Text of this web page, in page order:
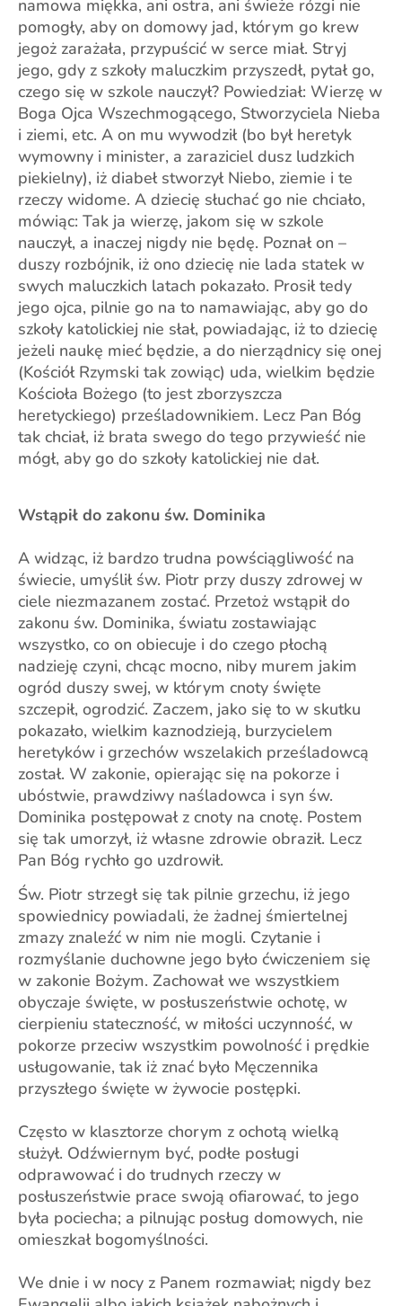
namowa miękka, ani ostra, ani świeże rózgi nie
pomogły, aby on domowy jad, którym go krew
jegoż zarażała, przypuścić w serce miał. Stryj
jego, gdy z szkoły maluczkim przyszedł, pytał go,
czego się w szkole nauczył? Powiedział: Wierzę w
Boga Ojca Wszechmogącego, Stworzyciela Nieba
i ziemi, etc. A on mu wywodził (bo był heretyk
wymowny i minister, a zaraziciel dusz ludzkich
piekielny), iż diabeł stworzył Niebo, ziemie i te
rzeczy widome. A dziecię słuchać go nie chciało,
mówiąc: Tak ja wierzę, jakom się w szkole
nauczył, a inaczej nigdy nie będę. Poznał on –
duszy rozbójnik, iż ono dziecię nie lada statek w
swych maluczkich latach pokazało. Prosił tedy
jego ojca, pilnie go na to namawiając, aby go do
szkoły katolickiej nie słał, powiadając, iż to dziecię
jeżeli naukę mieć będzie, a do nierządnicy się onej
(Kościół Rzymski tak zowiąc) uda, wielkim będzie
Kościoła Bożego (to jest zborzyszcza
heretyckiego) prześladownikiem. Lecz Pan Bóg
tak chciał, iż brata swego do tego przywieść nie
mógł, aby go do szkoły katolickiej nie dał.
Wstąpił do zakonu św. Dominika
A widząc, iż bardzo trudna powściągliwość na
świecie, umyślił św. Piotr przy duszy zdrowej w
ciele niezmazanem zostać. Przetoż wstąpił do
zakonu św. Dominika, światu zostawiając
wszystko, co on obiecuje i do czego płochą
nadzieję czyni, chcąc mocno, niby murem jakim
ogród duszy swej, w którym cnoty święte
szczepił, ogrodzić. Zaczem, jako się to w skutku
pokazało, wielkim kaznodzieją, burzycielem
heretyków i grzechów wszelakich prześladowcą
został. W zakonie, opierając się na pokorze i
ubóstwie, prawdziwy naśladowca i syn św.
Dominika postępował z cnoty na cnotę. Postem
się tak umorzył, iż własne zdrowie obraził. Lecz
Pan Bóg rychło go uzdrowił.
Św. Piotr strzegł się tak pilnie grzechu, iż jego
spowiednicy powiadali, że żadnej śmiertelnej
zmazy znaleźć w nim nie mogli. Czytanie i
rozmyślanie duchowne jego było ćwiczeniem się
w zakonie Bożym. Zachował we wszystkiem
obyczaje święte, w posłuszeństwie ochotę, w
cierpieniu stateczność, w miłości uczynność, w
pokorze przeciw wszystkim powolność i prędkie
usługowanie, tak iż znać było Męczennika
przyszłego święte w żywocie postępki.
Często w klasztorze chorym z ochotą wielką
służył. Odźwiernym być, podłe posługi
odprawować i do trudnych rzeczy w
posłuszeństwie prace swoją ofiarować, to jego
była pociecha; a pilnując posług domowych, nie
omieszkał bogomyślności.
We dnie i w nocy z Panem rozmawiał; nigdy bez